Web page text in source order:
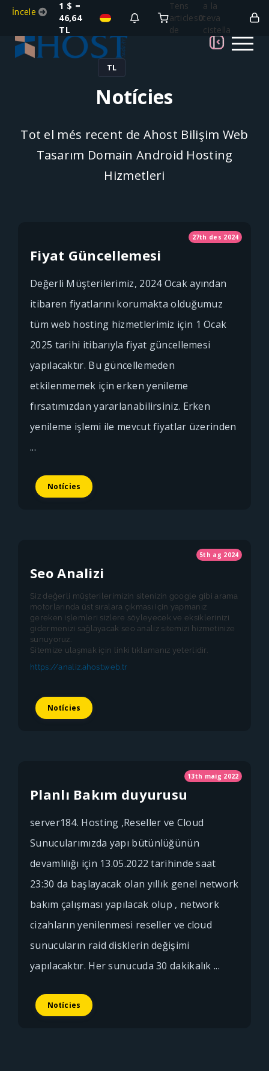
İncele
1 $ =
46,64
TL
Tens
articles
de
0
a la
teva
cistella
TL
Notícies
Tot el més recent de Ahost Bilişim Web
Tasarım Domain Android Hosting
Hizmetleri
27th des 2024
Fiyat Güncellemesi
Değerli Müşterilerimiz, 2024 Ocak ayından
itibaren fiyatlarını korumakta olduğumuz
tüm web hosting hizmetlerimiz için 1 Ocak
2025 tarihi itibarıyla fiyat güncellemesi
yapılacaktır. Bu güncellemeden
etkilenmemek için erken yenileme
fırsatımızdan yararlanabilirsiniz. Erken
yenileme işlemi ile mevcut fiyatlar üzerinden
...
Notícies
5th ag 2024
Seo Analizi
Siz değerli müşterilerimizin sitenizin google gibi arama
motorlarında üst sıralara çıkması için yapmanız
gereken işlemleri sizlere söyleyecek ve eksiklerinizi
gidermenizi sağlayacak seo analiz sitemizi hizmetinize
sunuyoruz.
Sitemize ulaşmak için linki tıklamanız yeterlidir.
https://analiz.ahost.web.tr
Notícies
13th maig 2022
Planlı Bakım duyurusu
server184. Hosting ,Reseller ve Cloud
Sunucularımızda yapı bütünlüğünün
devamlılığı için 13.05.2022 tarihinde saat
23:30 da başlayacak olan yıllık genel network
bakım çalışması yapılacak olup , network
cizahların yenilenmesi reseller ve cloud
sunucuların raid disklerin değişimi
yapılacaktır. Her sunucuda 30 dakikalık ...
Notícies